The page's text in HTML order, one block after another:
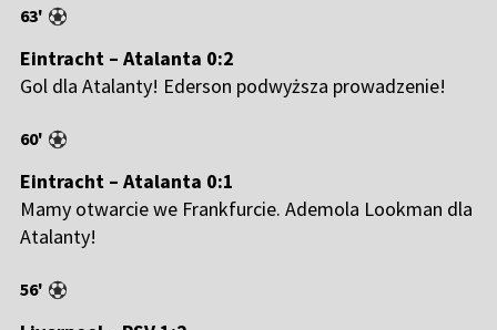
63'
Eintracht – Atalanta 0:2
Gol dla Atalanty! Ederson podwyższa prowadzenie!
60'
Eintracht – Atalanta 0:1
Mamy otwarcie we Frankfurcie. Ademola Lookman dla
Atalanty!
56'